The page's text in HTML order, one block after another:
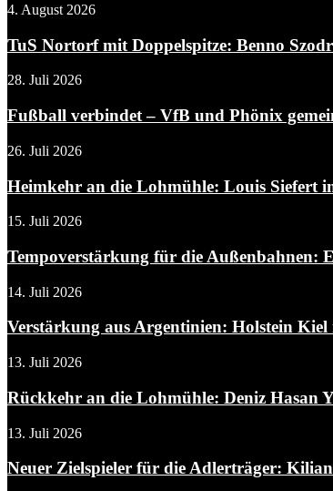
4. August 2026
TuS Nortorf mit Doppelspitze: Benno
28. Juli 2026
Fußball verbindet – VfB und Phönix
26. Juli 2026
Heimkehr an die Lohmühle: Louis Siefert
15. Juli 2026
Tempoverstärkung für die Außenbahnen:
14. Juli 2026
Verstärkung aus Argentinien: Holstein
13. Juli 2026
Rückkehr an die Lohmühle: Deniz Hasan
13. Juli 2026
Neuer Zielspieler für die Adlerträger: